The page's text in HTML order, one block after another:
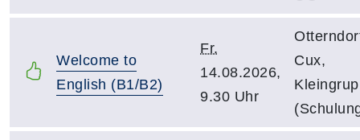
Welcome to
English (B1/B2)
Fr.
14.08.2026,
9.30 Uhr
Cux,